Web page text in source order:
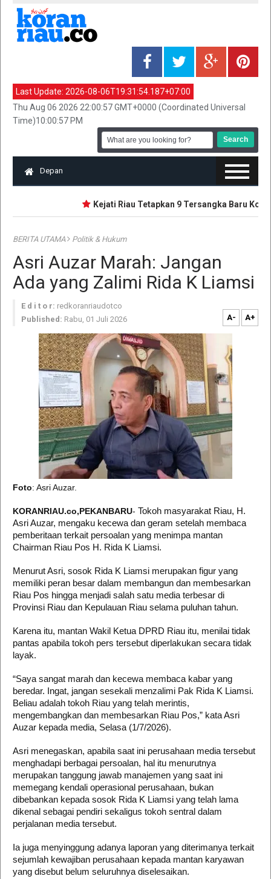
Last Update: 2026-08-06T19:31:54.187+07:00
Thu Aug 06 2026 22:00:57 GMT+0000 (Coordinated Universal
Time)10:00:57 PM
Depan
Kejati Riau Tetapkan 9 Tersangka Baru
BERITA UTAMA Politik & Hukum
Asri Auzar Marah: Jangan
Ada yang Zalimi Rida K Liamsi
E d i t o r: redkoranriaudotco
Published: Rabu, 01 Juli 2026 A- A+
Foto: Asri Auzar.
KORANRIAU.co,PEKANBARU- Tokoh masyarakat Riau, H.
Asri Auzar, mengaku kecewa dan geram setelah membaca
pemberitaan terkait persoalan yang menimpa mantan
Chairman Riau Pos H. Rida K Liamsi.
Menurut Asri, sosok Rida K Liamsi merupakan figur yang
memiliki peran besar dalam membangun dan membesarkan
Riau Pos hingga menjadi salah satu media terbesar di
Provinsi Riau dan Kepulauan Riau selama puluhan tahun.
Karena itu, mantan Wakil Ketua DPRD Riau itu, menilai tidak
pantas apabila tokoh pers tersebut diperlakukan secara tidak
layak.
“Saya sangat marah dan kecewa membaca kabar yang
beredar. Ingat, jangan sesekali menzalimi Pak Rida K Liamsi.
Beliau adalah tokoh Riau yang telah merintis,
mengembangkan dan membesarkan Riau Pos,” kata Asri
Auzar kepada media, Selasa (1/7/2026).
Asri menegaskan, apabila saat ini perusahaan media tersebut
menghadapi berbagai persoalan, hal itu menurutnya
merupakan tanggung jawab manajemen yang saat ini
memegang kendali operasional perusahaan, bukan
dibebankan kepada sosok Rida K Liamsi yang telah lama
dikenal sebagai pendiri sekaligus tokoh sentral dalam
perjalanan media tersebut.
Ia juga menyinggung adanya laporan yang diterimanya terkait
sejumlah kewajiban perusahaan kepada mantan karyawan
yang disebut belum seluruhnya diselesaikan.